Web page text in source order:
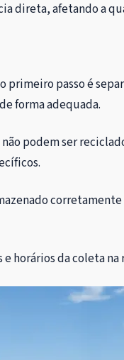
direta, afetando a
primeiro passo é
forma adequada.
podem ser
horários da coleta